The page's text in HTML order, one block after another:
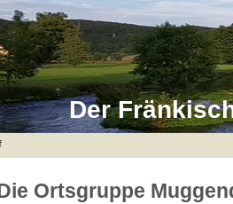
Der
Ortsgruppe